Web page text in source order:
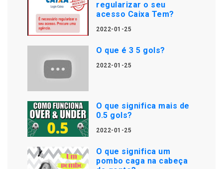
regularizar o seu
acesso Caixa Tem?
2022-01-25
O que é 3 5 gols?
2022-01-25
O que significa mais de
0.5 gols?
2022-01-25
O que significa um
pombo caga na cabeça